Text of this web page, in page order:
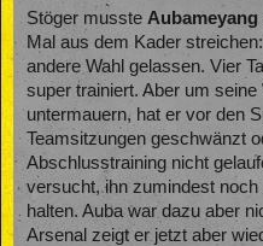
Stöger musste Aubameyang
Mal aus dem Kader
andere Wahl gelassen. Vier
super trainiert. Aber um
untermauern, hat er vor den
Teamsitzungen geschwänzt
Abschlusstraining nicht
versucht, ihn zumindest
halten. Auba war dazu aber
Arsenal zeigt er jetzt aber